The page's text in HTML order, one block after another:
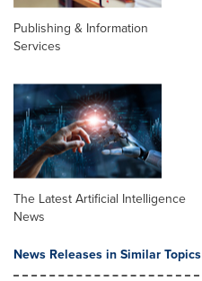
Publishing & Information
Services
The Latest Artificial Intelligence
News
News Releases in Similar Topics